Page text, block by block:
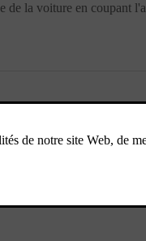
de la voiture en